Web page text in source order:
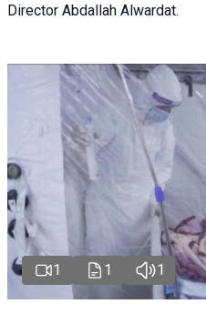
Director Abdallah Alwardat.
1 1 1